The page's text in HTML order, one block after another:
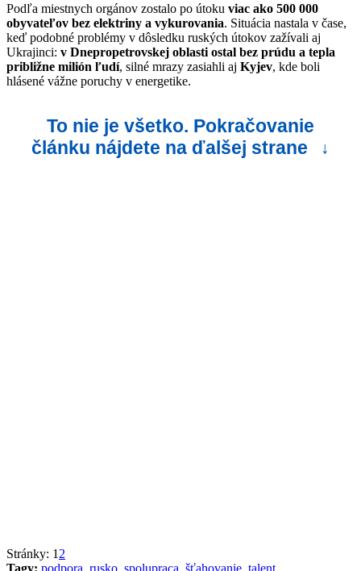
Podľa miestnych orgánov zostalo po útoku viac ako 500 000
obyvateľov bez elektriny a vykurovania. Situácia nastala v čase,
keď podobné problémy v dôsledku ruských útokov zažívali aj
Ukrajinci: v Dnepropetrovskej oblasti ostal bez prúdu a tepla
približne milión ľudí, silné mrazy zasiahli aj Kyjev, kde boli
hlásené vážne poruchy v energetike.
To nie je všetko. Pokračovanie
článku nájdete na ďalšej strane
↓
Stránky: 1 2
Tagy: podpora rusko spolupraca šťahovanie talent